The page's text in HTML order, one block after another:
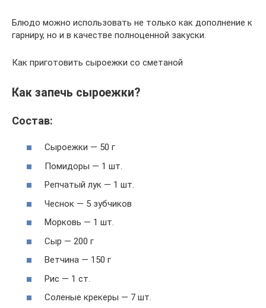
Блюдо можно использовать не только как дополнение к
гарниру, но и в качестве полноценной закуски.
Как приготовить сыроежки со сметаной
Как запечь сыроежки?
Состав:
Сыроежки — 50 г
Помидоры — 1 шт.
Репчатый лук — 1 шт.
Чеснок — 5 зубчиков
Морковь — 1 шт.
Сыр — 200 г
Ветчина — 150 г
Рис — 1 ст.
Соленые крекеры — 7 шт.